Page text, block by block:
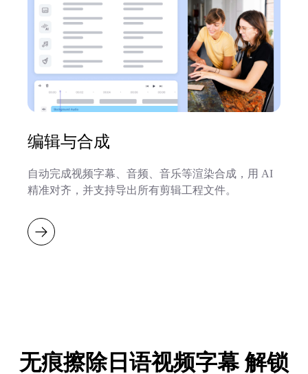
编辑与合成
自动完成视频字幕、音频、音乐等渲染合成，用 AI
精准对齐，并支持导出所有剪辑工程文件。
无痕擦除日语视频字幕 解锁